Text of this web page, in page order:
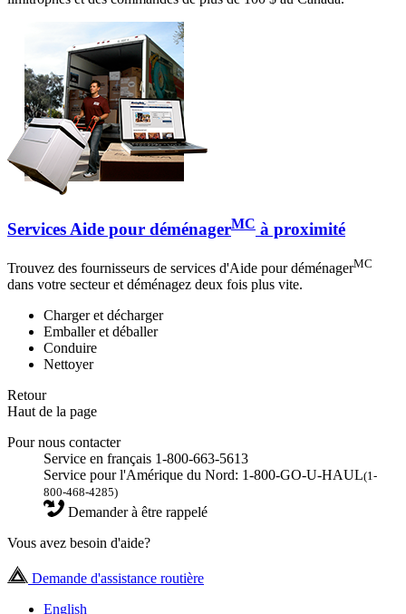
Services Aide pour déménagerMC à proximité
Trouvez des fournisseurs de services d'Aide pour déménagerMC
dans votre secteur et déménagez deux fois plus vite.
Charger et décharger
Emballer et déballer
Conduire
Nettoyer
Retour
Haut de la page
Pour nous contacter
Service en français 1-800-663-5613
Service pour l'Amérique du Nord: 1-800-GO-U-HAUL(1-
800-468-4285)
Demander à être rappelé
Vous avez besoin d'aide?
Demande d'assistance routière
English